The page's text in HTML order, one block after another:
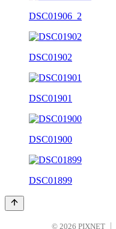
DSC01906_2
DSC01902
DSC01901
DSC01900
DSC01899
© 2026 PIXNET